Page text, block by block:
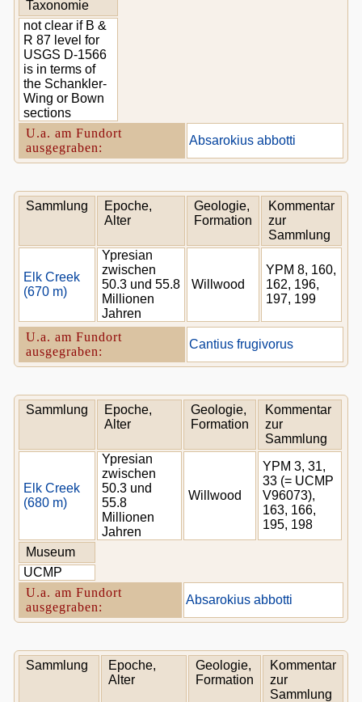
Taxonomie
not clear if B &
R 87 level for
USGS D-1566
is in terms of
the Schankler-
Wing or Bown
sections
U.a. am Fundort
ausgegraben:
Absarokius abbotti
Sammlung
Epoche,
Alter
Geologie,
Formation
Kommentar
zur
Sammlung
Elk Creek
(670 m)
Ypresian
zwischen
50.3 und 55.8
Millionen
Jahren
Willwood
YPM 8, 160,
162, 196,
197, 199
U.a. am Fundort
ausgegraben:
Cantius frugivorus
Sammlung
Epoche,
Alter
Geologie,
Formation
Kommentar
zur
Sammlung
Elk Creek
(680 m)
Ypresian
zwischen
50.3 und
55.8
Millionen
Jahren
Willwood
YPM 3, 31,
33 (= UCMP
V96073),
163, 166,
195, 198
Museum
UCMP
U.a. am Fundort
ausgegraben:
Absarokius abbotti
Sammlung
Epoche,
Alter
Geologie,
Formation
Kommentar
zur
Sammlung